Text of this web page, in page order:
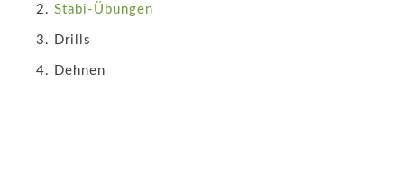
Stabi-Übungen
Drills
Dehnen